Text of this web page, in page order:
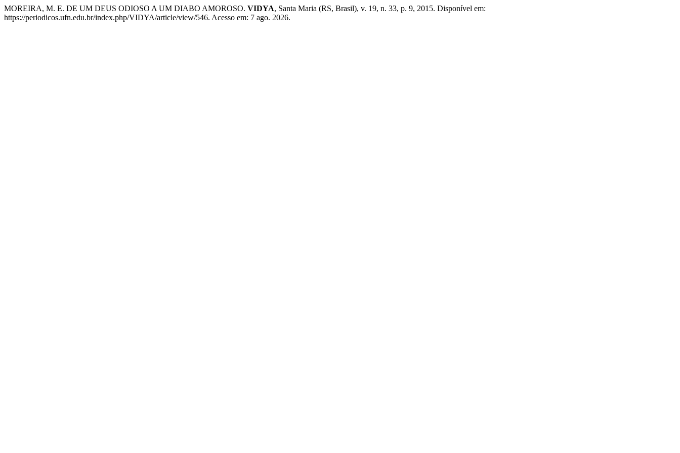
MOREIRA, M. E. DE UM DEUS ODIOSO A UM DIABO AMOROSO. VIDYA, Santa Maria (RS, Brasil), v. 19, n. 33, p. 9, 2015. Disponível em:
https://periodicos.ufn.edu.br/index.php/VIDYA/article/view/546. Acesso em: 7 ago. 2026.